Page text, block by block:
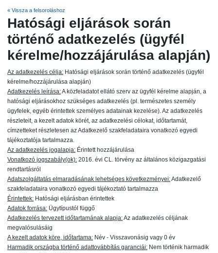
« Vissza a felsoroláshoz
Hatósági eljárások során
történő adatkezelés (ügyfél
kérelme/hozzájárulása alapján)
Az adatkezelés célja: Hatósági eljárások során történő adatkezelés (ügyfél
kérelme/hozzájárulása alapján)
Adatkezelés leírása:A közfeladatot ellátó szerv az ügyfél kérelme alapján, a
hatósági eljárásokhoz szükséges adatkezelés (pl. természetes személy
ügyfelek, egyéb érintettek személyes adatainak kezelése). Az adatkezelés
részleteit, a kezelt adatok körét, az adatkezelési célokat, időtartamát,
címzetteket részletesen az Adatkezelő szakfeladataira vonatkozó egyedi
tájékoztatója tartalmazza.
Az adatkezelés jogalapja: Érintett hozzájárulása
Vonatkozó jogszabály(ok): 2016. évi CL. törvény az általános közigazgatási
rendtartásról
Adatszolgáltatás elmaradásának lehetséges következményei:Adatkezelő
szakfeladataira vonatkozó egyedi tájékoztató tartalmazza
Érintettek: Hatósági eljárásban érintettek
Adatok forrása: Ügytípustól függő
Adatkezelés tervezett időtartamának alapja:Az adatkezelés céljának
megvalósulásáig
A kezelt adatok köre, időtartama: Név - Visszavonásig vagy 0 év
Harmadik országba történő adattovábbítás garanciái: Nem történik harmadik